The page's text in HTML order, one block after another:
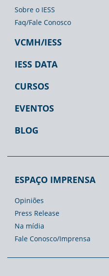
Sobre o IESS
Faq/Fale Conosco
VCMH/IESS
IESS DATA
CURSOS
EVENTOS
BLOG
Imprensa
ESPAÇO IMPRENSA
Opiniões
Press Release
Na mídia
Fale Conosco/Imprensa